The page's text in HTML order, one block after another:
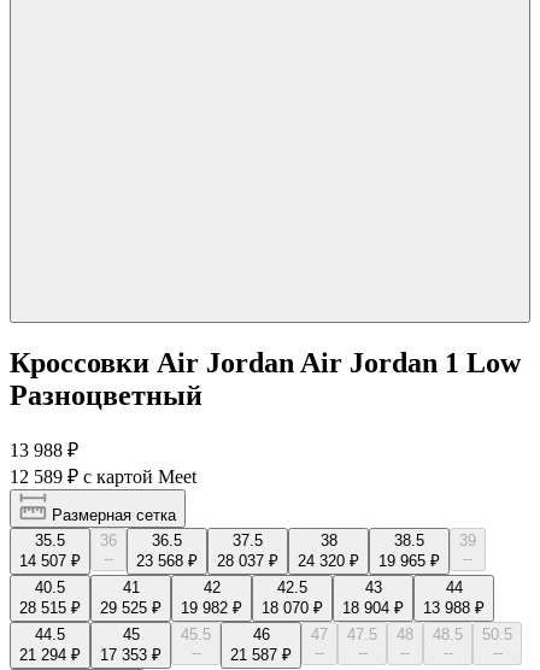
Кроссовки Air Jordan Air Jordan 1 Low
Разноцветный
13 988 ₽
12 589 ₽ с картой Meet
Размерная сетка
35.5
14 507 ₽
36
--
36.5
23 568 ₽
37.5
28 037 ₽
38
24 320 ₽
38.5
19 965 ₽
39
--
40.5
28 515 ₽
41
29 525 ₽
42
19 982 ₽
42.5
18 070 ₽
43
18 904 ₽
44
13 988 ₽
44.5
21 294 ₽
45
17 353 ₽
45.5
--
46
21 587 ₽
47
--
47.5
--
48
--
48.5
--
50.5
--